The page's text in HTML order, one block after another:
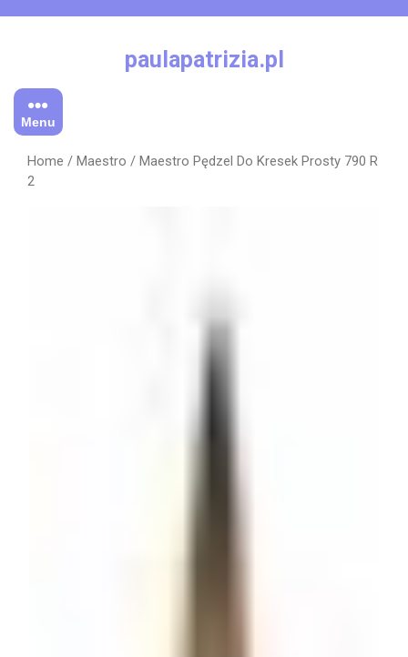
paulapatrizia.pl
Menu
Home / Maestro / Maestro Pędzel Do Kresek Prosty 790 R
2